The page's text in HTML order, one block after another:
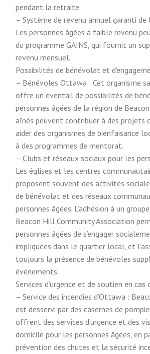
pendant la retraite.
– Système de revenu annuel garanti de
Les personnes âgées à faible revenu
du programme GAINS, qui fournit un
revenu mensuel.
Possibilités de bénévolat et
– Bénévoles Ottawa : Cet organisme
offre un éventail de possibilités de
personnes âgées de la région de
aînés peuvent contribuer à des projets
aider des organismes de bienfaisance
à des programmes de mentorat.
– Clubs et réseaux sociaux pour les
Les églises et les centres
proposent souvent des activités
de bénévolat et des réseaux
personnes âgées. L’adhésion à un
Beacon Hill Community Association
personnes âgées de s’engager
impliquées dans le quartier local, et
toujours la présence de bénévoles
événements.
Services d’urgence et de soutien en cas
– Service des incendies d’Ottawa :
est desservi par des casernes de
offrent des services d’urgence et des
domicile pour les personnes âgées, en
prévention des chutes et la sécurité